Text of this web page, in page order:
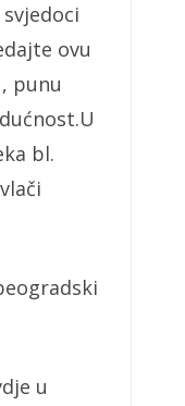
ovu
punu
bl.
u